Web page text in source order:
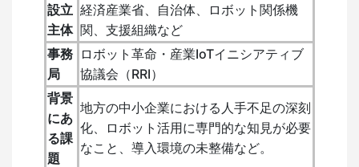
設立
主体
経済産業省、自治体、ロボット関係機
関、支援組織など
事務
局
ロボット革命・産業IoTイニシアティブ
協議会（RRI）
背景
にあ
る課
題
地方の中小企業における人手不足の深刻
化、ロボット活用に専門的な知見が必要
なこと、導入環境の未整備など。